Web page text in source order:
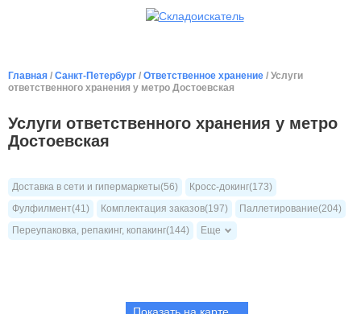
Главная / Санкт-Петербург / Ответственное хранение / Услуги
ответственного хранения у метро Достоевская
Услуги ответственного хранения у метро
Достоевская
Доставка в сети и гипермаркеты(56)
Кросс-докинг(173)
Фулфилмент(41)
Комплектация заказов(197)
Паллетирование(204)
Переупаковка, репакинг, копакинг(144)
Еще